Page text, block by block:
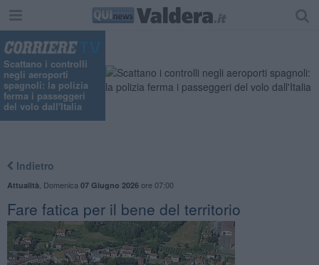
Scattano i controlli
negli aeroporti
spagnoli: la polizia
ferma i passeggeri
del volo dall'Italia
Indietro
Attualità Domenica 07 Giugno 2026ore 07:00
Fare fatica per il bene del territorio